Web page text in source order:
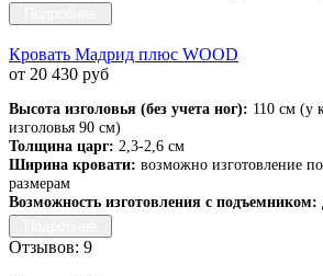
Кровать Мадрид плюс WOOD
от 20 430 руб
Высота изголовья (без учета ног): 110 см (у
изголовья 90 см)
Толщина царг: 2,3-2,6 см
Ширина кровати: возможно изготовление
размерам
Возможность изготовления с подъемником:
Отзывов: 9